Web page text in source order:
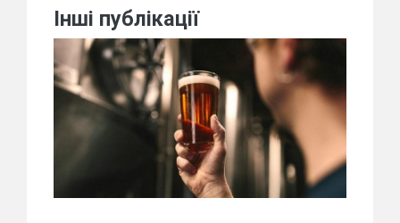
Інші публікації